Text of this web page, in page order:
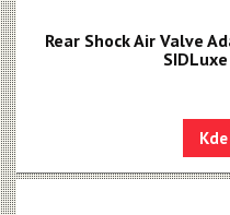
Rear Shock Air Valve